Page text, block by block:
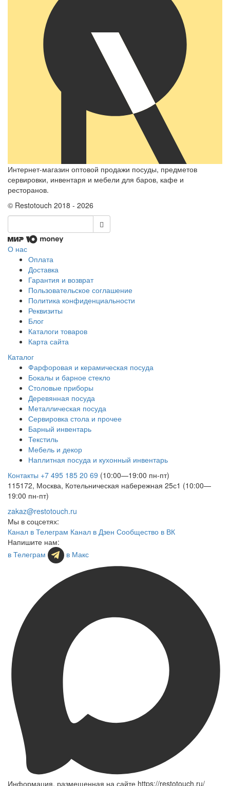
Интернет-магазин оптовой продажи посуды, предметов
сервировки, инвентаря и мебели для баров, кафе и
ресторанов.
© Restotouch 2018 - 2026
О нас
Оплата
Доставка
Гарантия и возврат
Пользовательское соглашение
Политика конфиденциальности
Реквизиты
Блог
Каталоги товаров
Карта сайта
Каталог
Фарфоровая и керамическая посуда
Бокалы и барное стекло
Столовые приборы
Деревянная посуда
Металлическая посуда
Сервировка стола и прочее
Барный инвентарь
Текстиль
Мебель и декор
Наплитная посуда и кухонный инвентарь
Контакты +7 495 185 20 69 (10:00—19:00 пн-пт)
115172, Москва, Котельническая набережная 25с1 (10:00—
19:00 пн-пт)
zakaz@restotouch.ru
Мы в соцсетях:
Канал в Телеграм Канал в Дзен Сообщество в ВК
Напишите нам:
в Телеграм
в Макс
Информация, размещенная на сайте https://restotouch.ru/